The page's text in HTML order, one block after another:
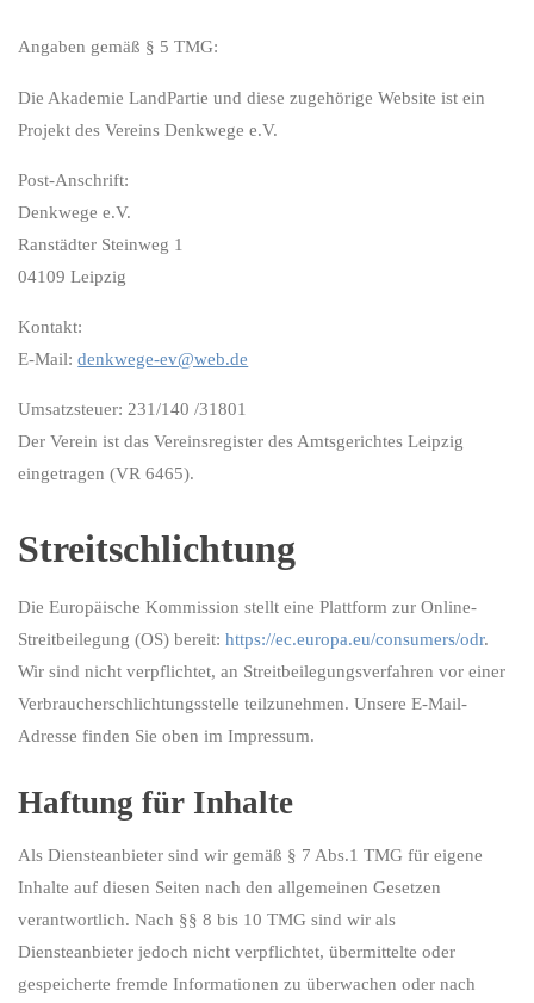
Angaben gemäß § 5 TMG:
Die Akademie LandPartie und diese zugehörige Website ist ein
Projekt des Vereins Denkwege e.V.
Post-Anschrift:
Denkwege e.V.
Ranstädter Steinweg 1
04109 Leipzig
Kontakt:
E-Mail:denkwege-ev@web.de
Umsatzsteuer: 231/140 /31801
Der Verein ist das Vereinsregister des Amtsgerichtes Leipzig
eingetragen (VR 6465).
Streitschlichtung
Die Europäische Kommission stellt eine Plattform zur Online-
Streitbeilegung (OS) bereit:https://ec.europa.eu/consumers/odr.
Wir sind nicht verpflichtet, an Streitbeilegungsverfahren vor einer
Verbraucherschlichtungsstelle teilzunehmen. Unsere E-Mail-
Adresse finden Sie oben im Impressum.
Haftung für Inhalte
Als Diensteanbieter sind wir gemäß § 7 Abs.1 TMG für eigene
Inhalte auf diesen Seiten nach den allgemeinen Gesetzen
verantwortlich. Nach §§ 8 bis 10 TMG sind wir als
Diensteanbieter jedoch nicht verpflichtet, übermittelte oder
gespeicherte fremde Informationen zu überwachen oder nach